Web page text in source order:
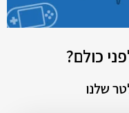
כולם?
שלנו